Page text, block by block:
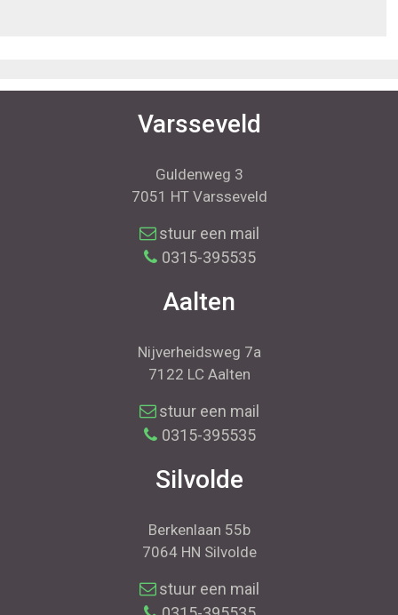
Varsseveld
Guldenweg 3
7051 HT Varsseveld
stuur een mail
0315-395535
Aalten
Nijverheidsweg 7a
7122 LC Aalten
stuur een mail
0315-395535
Silvolde
Berkenlaan 55b
7064 HN Silvolde
stuur een mail